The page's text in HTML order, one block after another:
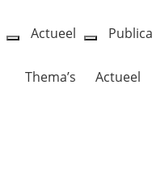
menu
Actueel
menu
Thema’s Actueel